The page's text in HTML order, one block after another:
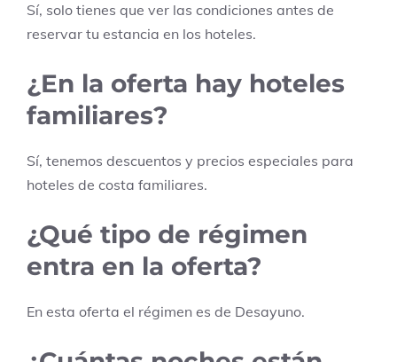
Sí, solo tienes que ver las condiciones antes de
reservar tu estancia en los hoteles.
¿En la oferta hay hoteles
familiares?
Sí, tenemos descuentos y precios especiales para
hoteles de costa familiares.
¿Qué tipo de régimen
entra en la oferta?
En esta oferta el régimen es de Desayuno.